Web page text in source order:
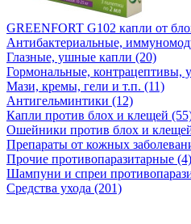
GREENFORT G102 капли от
Антибактериальные,
Глазные, ушные капли (20)
Гормональные, контрацептивы,
Мази, кремы, гели и т.п. (11)
Антигельминтики (12)
Капли против блох и клещей
Ошейники против блох и
Препараты от кожных
Прочие противопаразитарные (4)
Шампуни и спреи
Средства ухода (201)